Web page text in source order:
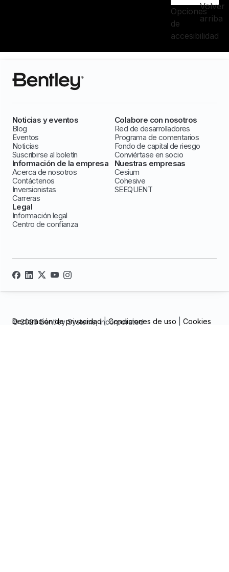
Opciones
de
accesibilidad
Volver
arriba
Noticias y eventos
Blog
Eventos
Noticias
Suscribirse al boletín
Colabore con nosotros
Red de desarrolladores
Programa de comentarios
Fondo de capital de riesgo
Conviértase en socio
Información de la empresa
Acerca de nosotros
Contáctenos
Inversionistas
Carreras
Nuestras empresas
Cesium
Cohesive
SEEQUENT
Legal
Información legal
Centro de confianza
© 2026 Bentley Systems, incorporated
Declaración de privacidad|Condiciones de uso Cookies